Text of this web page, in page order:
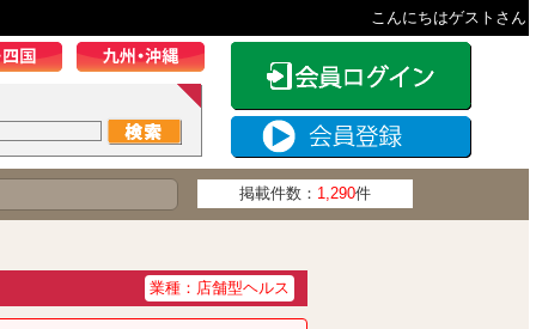
こんにちはゲストさん
掲載件数： 1,290件
業種：店舗型ヘルス